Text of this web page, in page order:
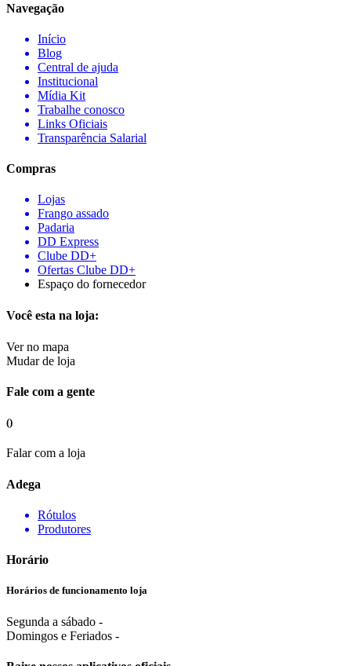
Navegação
Início
Blog
Central de ajuda
Institucional
Mídia Kit
Trabalhe conosco
Links Oficiais
Transparência Salarial
Compras
Lojas
Frango assado
Padaria
DD Express
Clube DD+
Ofertas Clube DD+
Espaço do fornecedor
Você esta na loja:
Ver no mapa
Mudar de loja
Fale com a gente
()
Falar com a loja
Adega
Rótulos
Produtores
Horário
Horários de funcionamento loja
Segunda a sábado -
Domingos e Feriados -